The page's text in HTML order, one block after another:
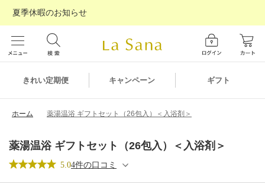
きれい定期便 キャンペーン ギフト
夏季休暇のお知らせ
ホーム 薬湯温浴 ギフトセット（26包入）＜入浴剤＞
薬湯温浴 ギフトセット（26包入）＜入浴剤＞
5.04件の口コミ